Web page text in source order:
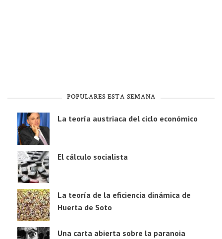
POPULARES ESTA SEMANA
La teoría austriaca del ciclo económico
El cálculo socialista
La teoría de la eficiencia dinámica de
Huerta de Soto
Una carta abierta sobre la paranoia